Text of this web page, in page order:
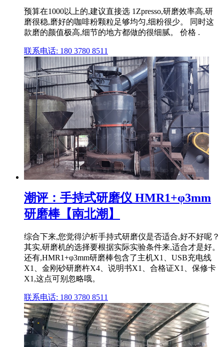
预算在1000以上的,建议直接选 1Zpresso,研磨效率高,研
磨很稳,磨好的咖啡粉颗粒足够均匀,细粉很少。 同时这
款磨的颜值极高,细节的地方都做的很细腻。 价格 .
联系电话: 180 3780 8511
潮评：手持式研磨仪 HMR1+φ3mm
研磨棒【南北潮】
综合下来,您觉得沪析手持式研磨仪是否适合,好不好呢？
其实,研磨机的选择要根据实际实验条件来,适合才是好。
还有,HMR1+φ3mm研磨棒包含了主机X1、USB充电线
X1、金刚砂研磨杵X4、说明书X1、合格证X1、保修卡
X1,这点可别忽略哦。
联系电话: 180 3780 8511